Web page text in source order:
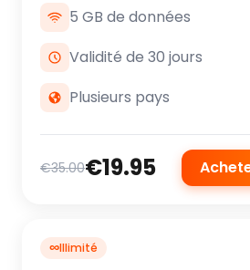
5 GB de données
Validité de 30 jours
Plusieurs pays
€35.00€19.95
∞Illimité